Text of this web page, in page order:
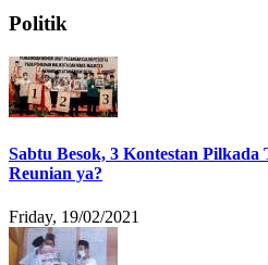
Politik
Sabtu Besok, 3 Kontestan
Reunian ya?
Friday, 19/02/2021